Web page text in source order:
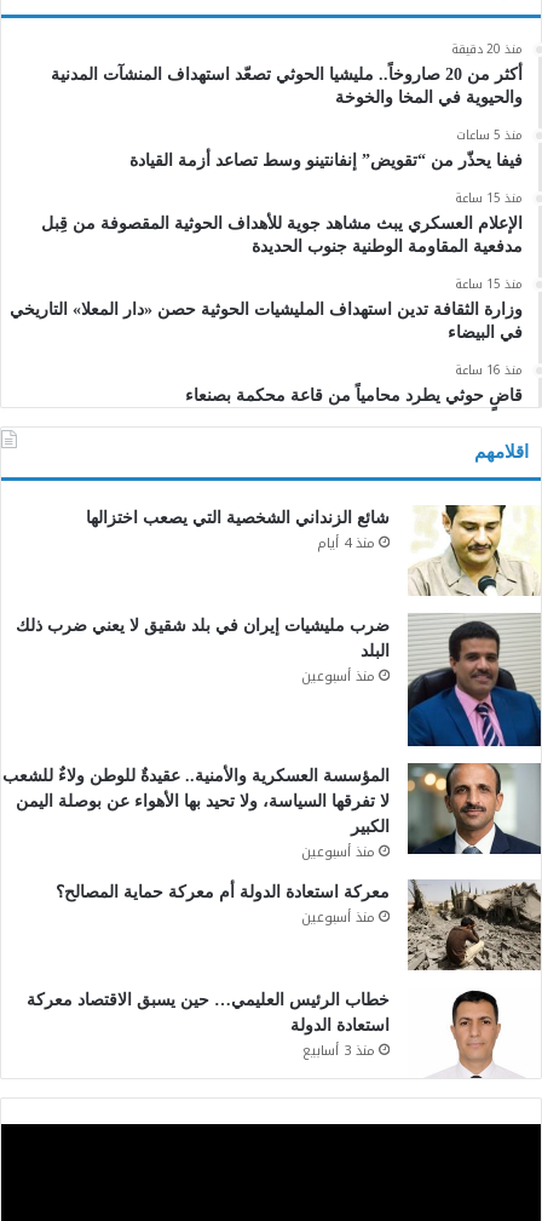
منذ 20 دقيقة
أكثر من 20 صاروخاً.. مليشيا الحوثي تصعّد استهداف المنشآت المدنية
والحيوية في المخا والخوخة
منذ 5 ساعات
فيفا يحذّر من “تقويض” إنفانتينو وسط تصاعد أزمة القيادة
منذ 15 ساعة
الإعلام العسكري يبث مشاهد جوية للأهداف الحوثية المقصوفة من قِبل
مدفعية المقاومة الوطنية جنوب الحديدة
منذ 15 ساعة
وزارة الثقافة تدين استهداف المليشيات الحوثية حصن «دار المعلا» التاريخي
في البيضاء
منذ 16 ساعة
قاضٍ حوثي يطرد محامياً من قاعة محكمة بصنعاء
اقلامهم
شائع الزنداني الشخصية التي يصعب اختزالها
منذ 4 أيام
ضرب مليشيات إيران في بلد شقيق لا يعني ضرب ذلك
البلد
منذ أسبوعين
المؤسسة العسكرية والأمنية.. عقيدةٌ للوطن ولاءٌ للشعب
لا تفرقها السياسة، ولا تحيد بها الأهواء عن بوصلة اليمن
الكبير
منذ أسبوعين
معركة استعادة الدولة أم معركة حماية المصالح؟
منذ أسبوعين
خطاب الرئيس العليمي… حين يسبق الاقتصاد معركة
استعادة الدولة
منذ 3 أسابيع